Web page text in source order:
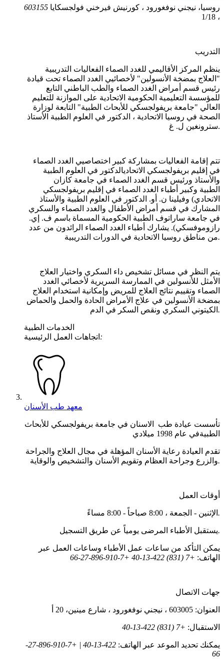
603155
، 1/18
التدريب
ينظم المركز الأقاليمي للغدد الصماء الفعاليات التدريبية
"العلاج بمضخة الأنسولين" لأخصائيي الغدد الصماء تحت قيادة
رئيس قسم أمراض الغدد الصماء والطب الباطني التابع
للمؤسسة التعليمية الحكومية الاتحادية على الموازنة للتعليم
العالي "جامعة بريفولجسكي للأبحاث الطبية" التابعة لوزارة
الصحة في روسيا الاتحادية ، الدكتور في العلوم الطبية الأستاذ
سترونغين ل. غ.
تتم إقامة الفعاليات بمشاركة كبير اختصاصيي الغدد الصماء
في إقليم بريفولجسكي الاتحاديالدكتور في العلوم الطبية
والأستاذ ورئيس قسم الغدد الصماء في جامعة كازان
الطبية وكبير أطباء الغدد الصماء في إقليم بريفولجسكي
الاتحادي) وفيلينا ن. أو. الدكتور في العلوم الطبية والأستاذ
المشارك في قسم أمراض الأطفال والغدد الصماء والسكري
في جامعة ساراتوف الطبية الحكومية المسماة باسم ف. إي.
رازوموفسكي). يشارك أطباء الغدد الصماء الرائدون من عدد
من مناطق روسيا الاتحادية في الدورات التدريبية.
يتم النظر في مسائل تشخيص داء السكري واختيار العلاج
الأمثل للأنسولين في الممارسة السريرية لأخصائي الغدد
الصماء وتقييم نتائج العلاج للمريض وإمكانية استخدام العلاج
بمضخة الأنسولين في علاج الأمراض الحادة والحمل والحماض
الكيتوني السكري ونقص السكر في الدم .
الخدمات الطبية
اتجاهات العمل الرئيسية :
معهد طب الأسنان
تأسست عيادة طب الاسنان في جامعة بريفولجسكي للأبحاث
الطبيةفي عام 1998 ميلادي
تقدم العيادة رعاية الأسنان المؤهلة في مجال العلاج والجراحة
والزرع وجراحة العظام وتقويم الأسنان والتشخيص والوقاية.
أوقات العمل
الإثنين - الجمعة ، 8:00 صباحاً - 8:00 مساءً .
يستقبل الأطباء المرضى يومياً عن طريق التسجيل.
يمكن التأكد من ساعات عمل الأطباء وساعات العمل عبر
الهاتف: +7 (831) 422-13-40 +7-910-896-27-66
جهات الاتصال
العنوان: 603005 ، نيجني نوفغورود ، شارع مينين، 20 أ
الاستقبال: +7 (831) 422-13-40
يمكنك تحديد الموعد عبر الهاتف:
422-13-40 | +7-910-896-27-
66